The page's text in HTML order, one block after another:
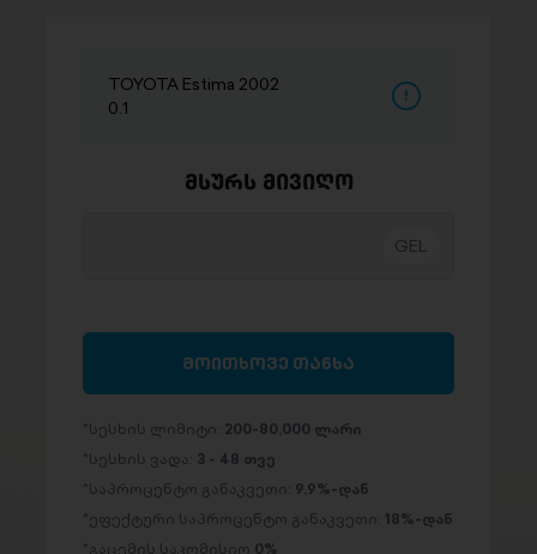
TOYOTA Estima 2002
0.1
მსურს მივიღო
მოითხოვე თანხა
სესხის ლიმიტი: 200-80,000 ლარი
სესხის ვადა: 3 - 48 თვე
საპროცენტო განაკვეთი: 9.9%-დან
ეფექტური საპროცენტო განაკვეთი: 18%-დან
გაცემის საკომისიო 0%